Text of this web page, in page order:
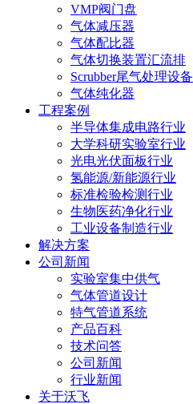
VMP阀门盘
气体减压器
气体配比器
气体切换装置汇流排
Scrubber尾气处理设备
气体纯化器
工程案例
半导体集成电路行业
大学科研实验室行业
光电光伏面板行业
氢能源/新能源行业
标准检验检测行业
生物医药净化行业
工业设备制造行业
解决方案
公司新闻
实验室集中供气
气体管道设计
特气管道系统
产品百科
技术问答
公司新闻
行业新闻
关于沃飞